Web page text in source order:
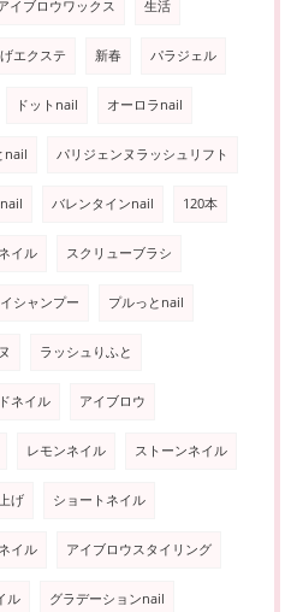
イブロウワックス 生活
エクステ 新春 パラジェル
ドットnail オーロラnail
nail パリジェンヌラッシュリフト
バレンタインnail 120本
イル スクリューブラシ
シャンプー プルっとnail
ラッシュりふと
ネイル アイブロウ
レモンネイル ストーンネイル
げ ショートネイル
イル アイブロウスタイリング
ル グラデーションnail